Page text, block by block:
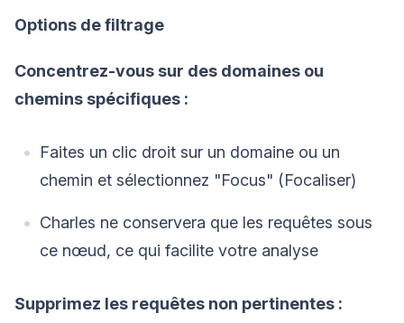
Options de filtrage
Concentrez-vous sur des domaines ou
chemins spécifiques :
Faites un clic droit sur un domaine ou un
chemin et sélectionnez "Focus" (Focaliser)
Charles ne conservera que les requêtes sous
ce nœud, ce qui facilite votre analyse
Supprimez les requêtes non pertinentes :